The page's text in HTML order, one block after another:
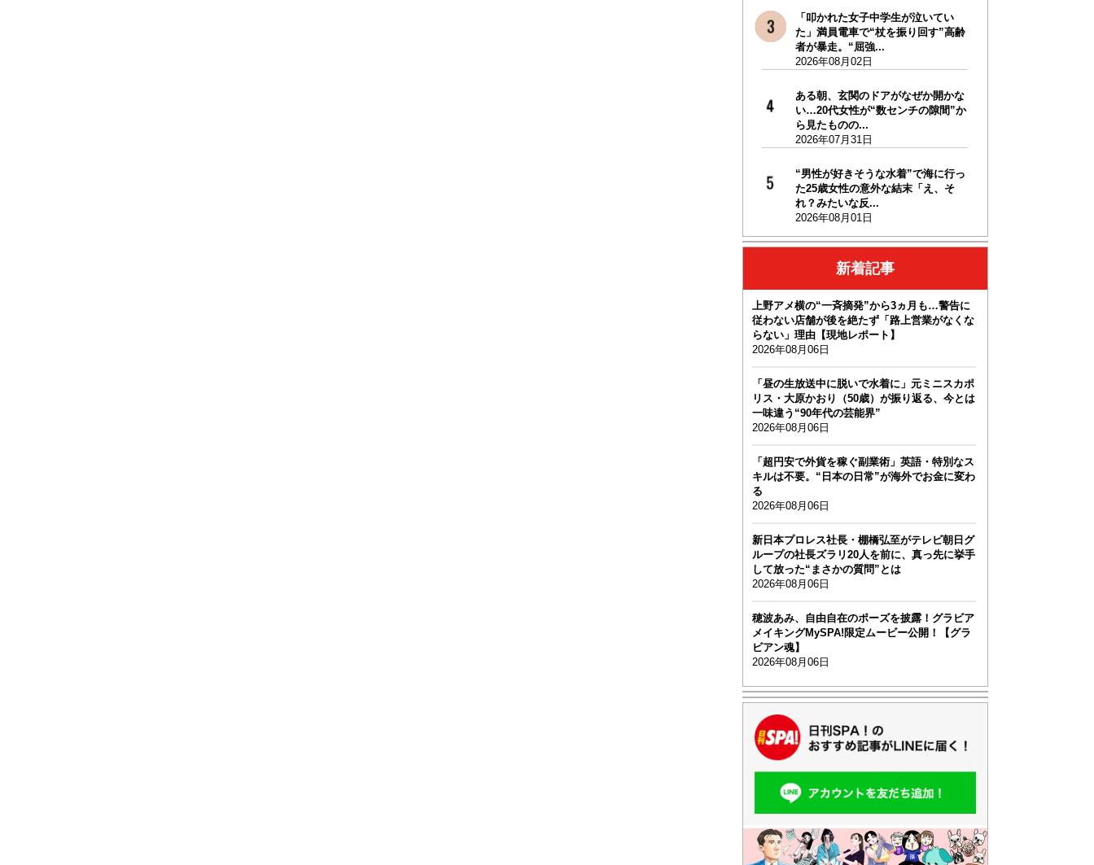
「叩かれた女子中学生が泣いてい
た」満員電車で“杖を振り回す”高齢
者が暴走。“屈強...
2026年08月02日
ある朝、玄関のドアがなぜか開かな
い…20代女性が“数センチの隙間”か
ら見たものの...
2026年07月31日
“男性が好きそうな水着”で海に行っ
た25歳女性の意外な結末「え、そ
れ？みたいな反...
2026年08月01日
新着記事
上野アメ横の“一斉摘発”から3ヵ月も…警告に
従わない店舗が後を絶たず「路上営業がなくな
らない」理由【現地レポート】
2026年08月06日
「昼の生放送中に脱いで水着に」元ミニスカポ
リス・大原かおり（50歳）が振り返る、今とは
一味違う“90年代の芸能界”
2026年08月06日
「超円安で外貨を稼ぐ副業術」英語・特別なス
キルは不要。“日本の日常”が海外でお金に変わ
る
2026年08月06日
新日本プロレス社長・棚橋弘至がテレビ朝日グ
ループの社長ズラリ20人を前に、真っ先に挙手
して放った“まさかの質問”とは
2026年08月06日
穂波あみ、自由自在のポーズを披露！グラビア
メイキングMySPA!限定ムービー公開！【グラ
ビアン魂】
2026年08月06日